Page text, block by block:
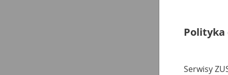
Polityka
Serwisy